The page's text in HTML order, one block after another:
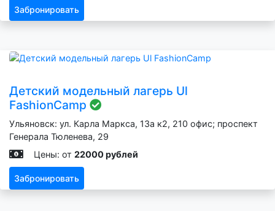
Забронировать
Детский модельный лагерь Ul
FashionCamp
Ульяновск: ул. Карла Маркса, 13а к2, 210 офис; проспект
Генерала Тюленева, 29
Цены: от 22000 рублей
Забронировать